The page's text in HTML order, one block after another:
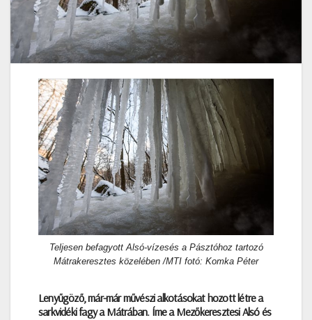
Teljesen befagyott Alsó-vízesés a Pásztóhoz tartozó
Mátrakeresztes közelében /MTI fotó: Komka Péter
Lenyűgöző, már-már művészi alkotásokat hozott létre a
sarkvidéki fagy a Mátrában. Íme a Mezőkeresztesi Alsó és